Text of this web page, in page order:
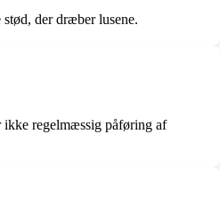
der dræber lusene.
ikke regelmæssig påføring af